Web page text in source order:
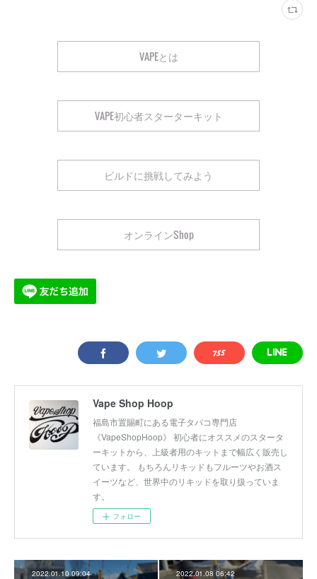
VAPEとは
VAPE初心者スターターキット
ビルドに挑戦してみよう
オンラインShop
Vape Shop Hoop
福島市置賜町にある電子タバコ専門店
《VapeShopHoop》 初心者にオススメのスタータ
ーキットから、上級者用のキットまで幅広く販売し
ています。 もちろんリキッドもフルーツやお酒ス
イーツなど、世界中のリキッドを取り扱っていま
す。
フォロー
2022.01.10 09:04 2022.01.08 06:42